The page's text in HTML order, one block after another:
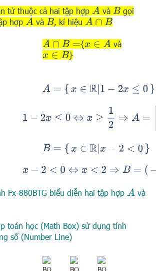
tử thuộc cả hai tập hợp A và B gọi
hợp A và B , kí hiệu A∩B
A∩B= {x∈A
và
x∈B }
A={x ∈ R| 1− 2x≤0 }
;
B= {x ∈ R|x − 2< 0}
x−2<0 ⇔x < 2⇒B = −∞; 2)
Fx-880BTG biểu diễn hai tập hợp A và
toán học (Math Box) sử dụng tính
số (Number Line)